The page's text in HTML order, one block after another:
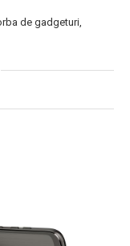
de gadgeturi,